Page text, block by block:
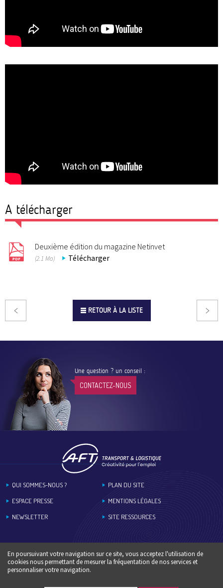
A télécharger
Deuxième édition du magazine Netinvet
(2.1 Mo) Télécharger
RETOUR À LA LISTE
Une question ? un conseil :
CONTACTEZ-NOUS
QUI SOMMES-NOUS ?
ESPACE PRESSE
NEWSLETTER
PLAN DU SITE
MENTIONS LÉGALES
SITE RESSOURCES
En poursuivant votre navigation sur ce site, vous acceptez l'utilisation de
cookies nous permettant de mesurer la fréquentation de nos services et
personnaliser votre navigation.